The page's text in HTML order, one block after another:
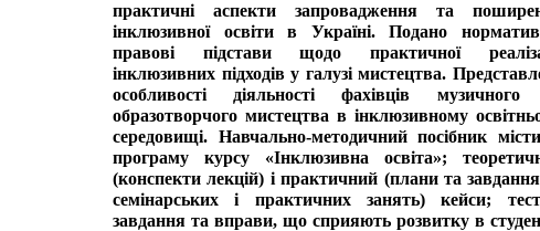
практичні аспекти запровадження та
інклюзивної освіти в Україні. Подано
правові підстави щодо практичної
інклюзивних підходів у галузі мистецтва.
особливості діяльності фахівців музичного
образотворчого мистецтва в інклюзивному
середовищі. Навчально-методичний посібник
програму курсу «Інклюзивна освіта»;
(конспекти лекцій) і практичний (плани та
семінарських і практичних занять) кейси;
завдання та вправи, що сприяють розвитку в